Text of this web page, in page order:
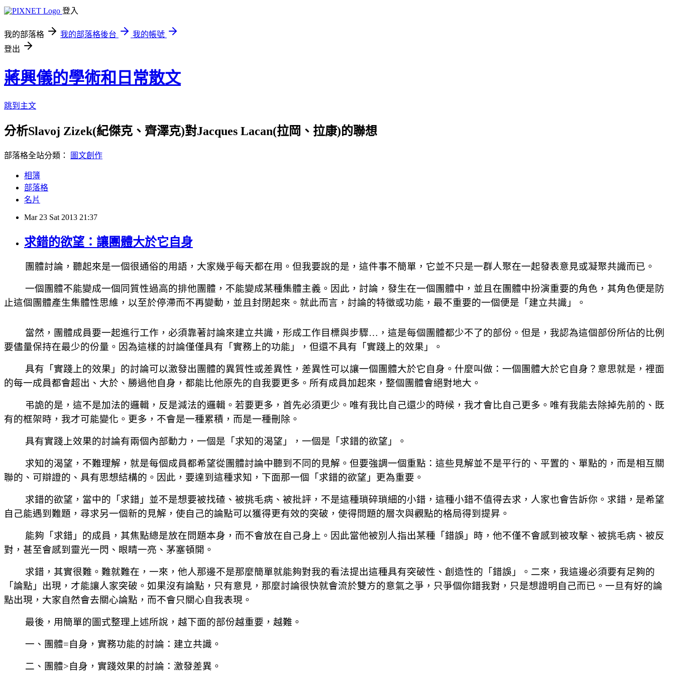
登入
我的部落格 我的部落格後台
我的帳號
登出
蔣興儀的學術和日常散文
跳到主文
分析Slavoj Zizek(紀傑克、齊澤克)對Jacques Lacan(拉岡、拉康)的聯想
部落格全站分類： 圖文創作
相簿
部落格
名片
Mar 23 Sat 2013 21:37
求錯的欲望：讓團體大於它自身
團體討論，聽起來是一個很通俗的用語，大家幾乎每天都在用。但我要說的是，這件事不簡單，它並不只是一群人聚在一起發表意見或凝聚共識而已。
一個團體不能變成一個同質性過高的排他團體，不能變成某種集體主義。因此，討論，發生在一個團體中，並且在團體中扮演重要的角色，其角色便是防
止這個團體產生集體性思維，以至於停滯而不再變動，並且封閉起來。就此而言，討論的特徵或功能，最不重要的一個便是「建立共識」。
當然，團體成員要一起進行工作，必須靠著討論來建立共識，形成工作目標與步驟… ，這是每個團體都少不了的部份。但是，我認為這個部份所佔的比例
要儘量保持在最少的份量。因為這樣的討論僅僅具有「實務上的功能」，但還不具有「實踐上的效果」。
具有「實踐上的效果」的討論可以激發出團體的異質性或差異性，差異性可以讓一個團體大於它自身。什麼叫做：一個團體大於它自身？意思就是，裡面
的每一成員都會超出、大於、勝過他自身，都能比他原先的自我要更多。所有成員加起來，整個團體會絕對地大。
弔詭的是，這不是加法的邏輯，反是減法的邏輯。若要更多，首先必須更少。唯有我比自己還少的時候，我才會比自己更多。唯有我能去除掉先前的、既
有的框架時，我才可能變化。更多，不會是一種累積，而是一種刪除。
具有實踐上效果的討論有兩個內部動力，一個是「求知的渴望」，一個是「求錯的欲望」。
求知的渴望，不難理解，就是每個成員都希望從團體討論中聽到不同的見解。但要強調一個重點：這些見解並不是平行的、平置的、單點的，而是相互關
聯的、可辯證的、具有思想結構的。因此，要達到這種求知，下面那一個「求錯的欲望」更為重要。
求錯的欲望，當中的「求錯」並不是想要被找碴、被挑毛病、被批評，不是這種瑣碎瑣細的小錯，這種小錯不值得去求，人家也會告訴你。求錯，是希望
自己能遇到難題，尋求另一個新的見解，使自己的論點可以獲得更有效的突破，使得問題的層次與觀點的格局得到提昇。
能夠「求錯」的成員，其焦點總是放在問題本身，而不會放在自己身上。因此當他被別人指出某種「錯誤」時，他不僅不會感到被攻擊、被挑毛病、被反
對，甚至會感到靈光一閃、眼睛一亮、茅塞頓開。
求錯，其實很難。難就難在，一來，他人那邊不是那麼簡單就能夠對我的看法提出這種具有突破性、創造性的「錯誤」。二來，我這邊必須要有足夠的
「論點」出現，才能讓人家突破。如果沒有論點，只有意見，那麼討論很快就會流於雙方的意氣之爭，只爭個你錯我對，只是想證明自己而已。一旦有好的論
點出現，大家自然會去關心論點，而不會只關心自我表現。
最後，用簡單的圖式整理上述所說，越下面的部份越重要，越難。
一、團體=自身，實務功能的討論：建立共識。
二、團體>自身，實踐效果的討論：激發差異。